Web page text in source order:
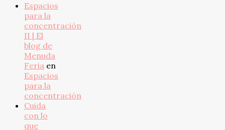
Espacios
para la
concentración
II | El
blog de
Menuda
Feria en
Espacios
para la
concentración
Cuida
con lo
que